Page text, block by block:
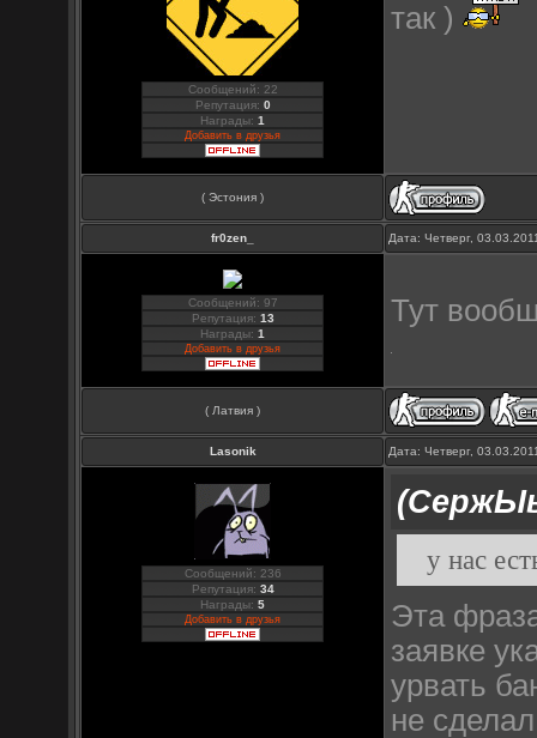
Сообщений: 22
Репутация: 0
Награды:1
Добавить в друзья
так )
( Эстония )
fr0zen_ Дата: Четверг,
Сообщений: 97
Репутация: 13
Награды:1
Добавить в друзья
Тут
( Латвия )
Lasonik Дата: Четверг,
Сообщений: 236
Репутация: 34
Награды:5
Добавить в друзья
у нас
Эта
заявке
урвать
не